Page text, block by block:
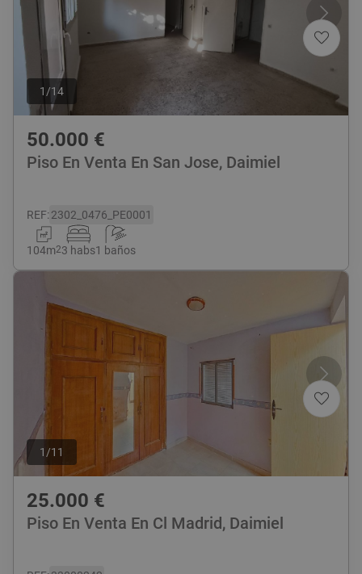
1 /14
50.000 €
Piso En Venta En San Jose, Daimiel
REF:2302_0476_PE0001
104m23 habs1 baños
1 /11
25.000 €
Piso En Venta En Cl Madrid, Daimiel